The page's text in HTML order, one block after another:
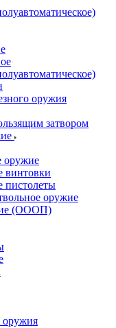
оружия
затвором
оружие
винтовки
пистолеты
оружие
(ОООП)
оружия